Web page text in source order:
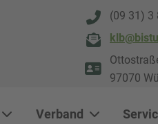
(09 31) 3
97070
Verband